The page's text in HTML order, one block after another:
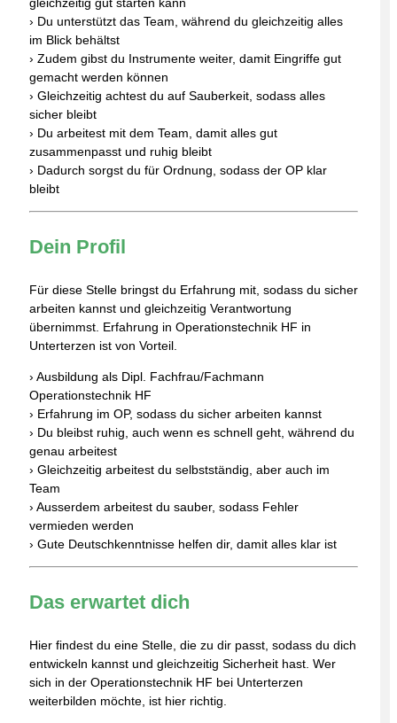
› Du unterstützt das Team, während du gleichzeitig alles
im Blick behältst
› Zudem gibst du Instrumente weiter, damit Eingriffe gut
gemacht werden können
› Gleichzeitig achtest du auf Sauberkeit, sodass alles
sicher bleibt
› Du arbeitest mit dem Team, damit alles gut
zusammenpasst und ruhig bleibt
› Dadurch sorgst du für Ordnung, sodass der OP klar
bleibt
Dein Profil
Für diese Stelle bringst du Erfahrung mit, sodass du sicher
arbeiten kannst und gleichzeitig Verantwortung
übernimmst. Erfahrung in Operationstechnik HF in
Unterterzen ist von Vorteil.
› Ausbildung als Dipl. Fachfrau/Fachmann
Operationstechnik HF
› Erfahrung im OP, sodass du sicher arbeiten kannst
› Du bleibst ruhig, auch wenn es schnell geht, während du
genau arbeitest
› Gleichzeitig arbeitest du selbstständig, aber auch im
Team
› Ausserdem arbeitest du sauber, sodass Fehler
vermieden werden
› Gute Deutschkenntnisse helfen dir, damit alles klar ist
Das erwartet dich
Hier findest du eine Stelle, die zu dir passt, sodass du dich
entwickeln kannst und gleichzeitig Sicherheit hast. Wer
sich in der Operationstechnik HF bei Unterterzen
weiterbilden möchte, ist hier richtig.